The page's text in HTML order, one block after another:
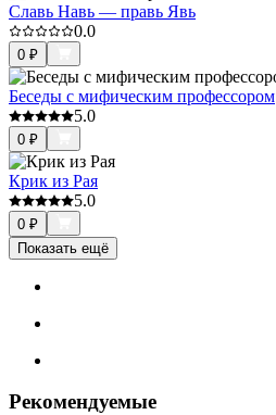
Славь Навь — правь Явь
0.0
0 ₽
Беседы с мифическим профессором
5.0
0 ₽
Крик из Рая
5.0
0 ₽
Показать ещё
Рекомендуемые